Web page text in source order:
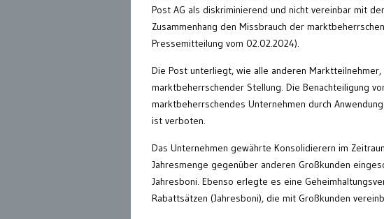
Post AG als diskriminierend und nicht vereinbar mit
Zusammenhang den Missbrauch der
Pressemitteilung vom 02.02.2024).
Die Post unterliegt, wie alle anderen
marktbeherrschender Stellung. Die Benachteiligung
marktbeherrschendes Unternehmen durch
ist verboten.
Das Unternehmen gewährte Konsolidierern im
Jahresmenge gegenüber anderen Großkunden
Jahresboni. Ebenso erlegte es eine
Rabattsätzen (Jahresboni), die mit Großkunden